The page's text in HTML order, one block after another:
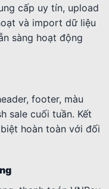
cấp uy tín, upload
và import dữ liệu
sàng hoạt động
footer, màu
sale cuối tuần. Kết
hoàn toàn với đối